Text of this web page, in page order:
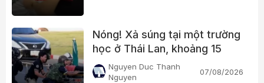
Nóng! Xả súng tại một trường
học ở Thái Lan, khoảng 15
người bị thương
Nguyen Duc Thanh
Nguyen
07/08/2026